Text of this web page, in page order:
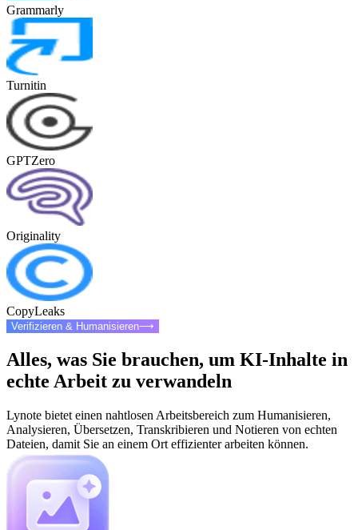
Grammarly
Turnitin
GPTZero
Originality
CopyLeaks
Verifizieren & Humanisieren⟶
Alles, was Sie brauchen, um KI-Inhalte in
echte Arbeit zu verwandeln
Lynote bietet einen nahtlosen Arbeitsbereich zum Humanisieren,
Analysieren, Übersetzen, Transkribieren und Notieren von echten
Dateien, damit Sie an einem Ort effizienter arbeiten können.